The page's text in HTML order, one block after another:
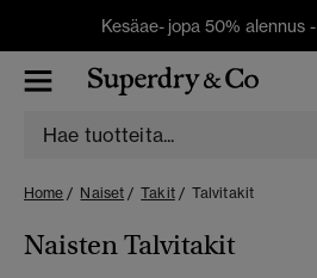
Kesäae- jopa 50% alennus -
Home Naiset Takit Talvitakit
Naisten Talvitakit